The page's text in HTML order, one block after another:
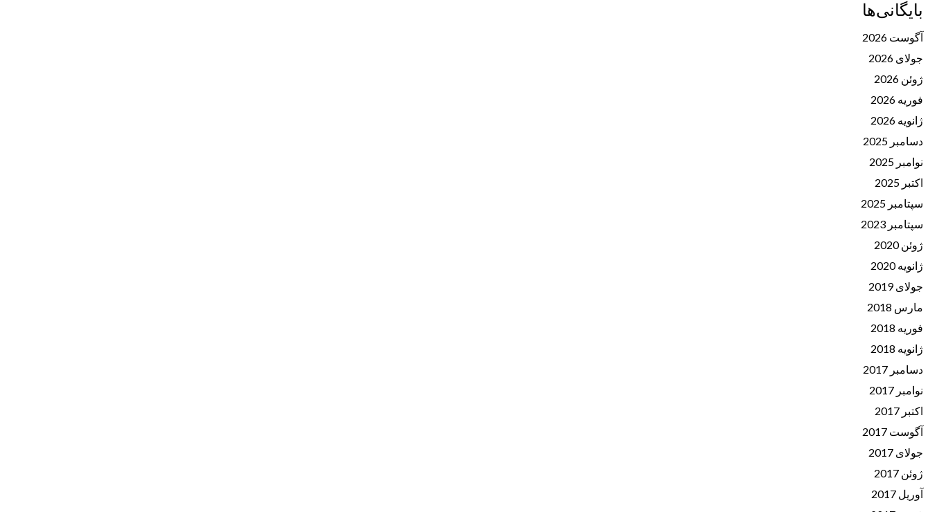
بایگانی‌ها
آگوست 2026
جولای 2026
ژوئن 2026
فوریه 2026
ژانویه 2026
دسامبر 2025
نوامبر 2025
اکتبر 2025
سپتامبر 2025
سپتامبر 2023
ژوئن 2020
ژانویه 2020
جولای 2019
مارس 2018
فوریه 2018
ژانویه 2018
دسامبر 2017
نوامبر 2017
اکتبر 2017
آگوست 2017
جولای 2017
ژوئن 2017
آوریل 2017